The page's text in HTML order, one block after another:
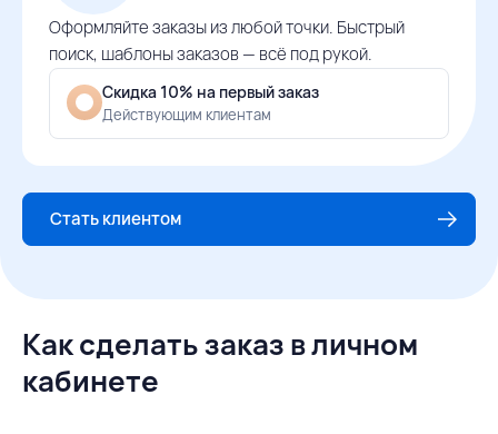
Оформляйте заказы из любой точки. Быстрый
поиск, шаблоны заказов — всё под рукой.
Скидка 10% на первый заказ
Действующим клиентам
Стать клиентом
Как сделать заказ в личном
кабинете